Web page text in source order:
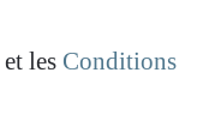
et les Conditions